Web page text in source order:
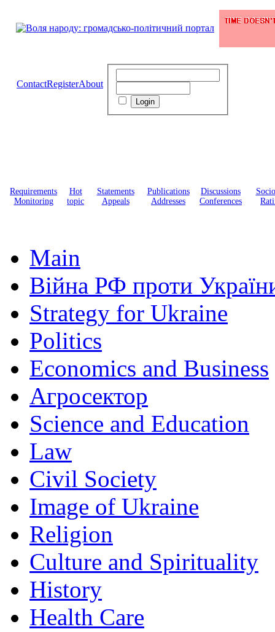
ContactRegisterAbout
Requirements
Monitoring
Hot
topic
Statements
Appeals
Publications
Addresses
Discussions
Conferences
Main
Війна РФ проти
Strategy for Ukraine
Politics
Economics and Business
Агросектор
Science and Education
Law
Civil Society
Image of Ukraine
Religion
Culture and Spirituality
History
Health Care